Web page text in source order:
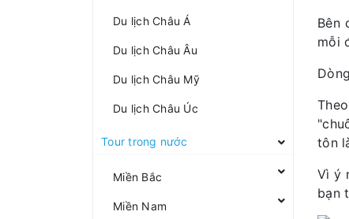
Du lịch Châu Á
Du lịch Châu Âu
Du lịch Châu Mỹ
Du lịch Châu Úc
Tour trong nước
Miền Bắc
Miền Nam
Bên
mỗi
tôn
Vì ý
bạn